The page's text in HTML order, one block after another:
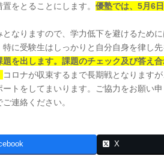
をとることにします。 優塾では、5月6
となりますので、学力低下を避けるため
特に受験生はしっかりと自分自身を律し
題を出します。課題のチェック及び答え
コロナが収束するまで長期戦となります
ートをしてまいります。ご協力をお願い
連絡ください。
X